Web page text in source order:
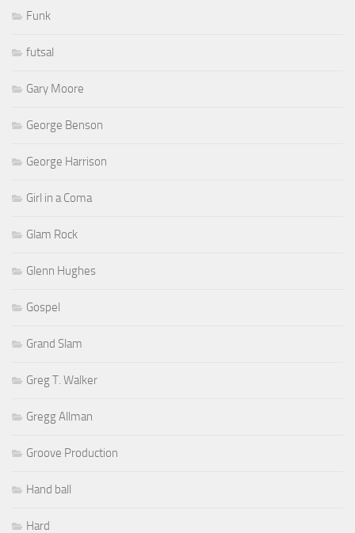
Funk
futsal
Gary Moore
George Benson
George Harrison
Girl in a Coma
Glam Rock
Glenn Hughes
Gospel
Grand Slam
Greg T. Walker
Gregg Allman
Groove Production
Hand ball
Hard